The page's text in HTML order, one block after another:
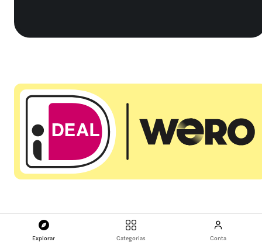
Explorar Categorias Conta